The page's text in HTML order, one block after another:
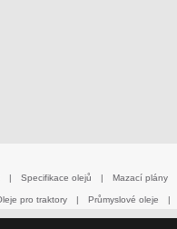
| Specifikace olejů | Mazací plány
pro traktory | Průmyslové oleje |